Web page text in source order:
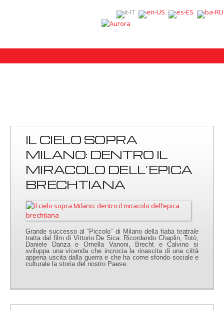
IL CIELO SOPRA
MILANO: DENTRO IL
MIRACOLO DELL’EPICA
BRECHTIANA
Grande successo al “Piccolo” di Milano della fiaba teatrale
tratta dal film di Vittorio De Sica. Ricordando Chaplin, Totò,
Daniele Danza e Ornella Vanoni, Brecht e Calvino si
sviluppa una vicenda che incrocia la rinascita di una città
appena uscita dalla guerra e che ha come sfondo sociale e
culturale la storia del nostro Paese.